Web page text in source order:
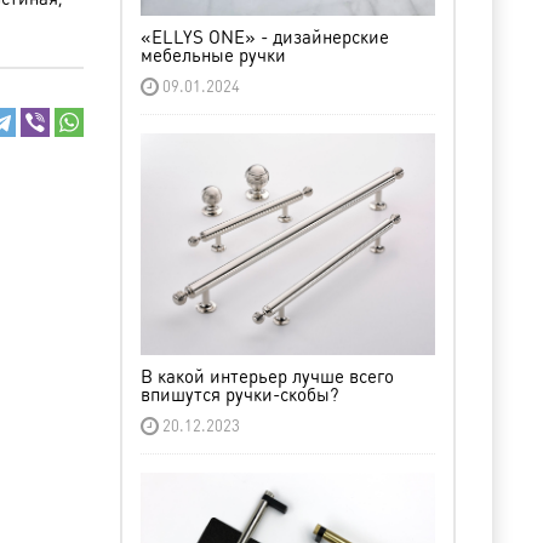
«ELLYS ONE» - дизайнерские
мебельные ручки
09.01.2024
В какой интерьер лучше всего
впишутся ручки-скобы?
20.12.2023